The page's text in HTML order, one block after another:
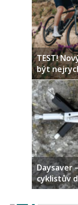
TEST!
být
Daysaver
cyklistův